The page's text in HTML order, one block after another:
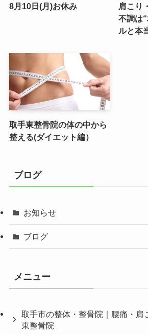
8月10日(月)お休み
肩こり
不調は
ルと本
取手東整骨院の体の中から
整える(ダイエット編）
ブログ
お知らせ
ブログ
メニュー
取手市の整体・整骨院｜腰痛・肩
東整骨院